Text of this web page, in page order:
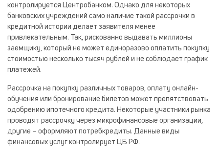
контролируется Центробанком. Однако для некоторых
банковских учреждений само наличие такой рассрочки в
кредитной истории делает заявителя менее
привлекательным. Так, рискованно выдавать миллионы
заемщику, который не может единоразово оплатить покупку
стоимостью несколько тысяч рублей и не соблюдает график
платежей.
Рассрочка на покупку различных товаров, оплату онлайн-
обучения или бронирование билетов может препятствовать
одобрению ипотечного кредита. Некоторые участники рынка
проводят рассрочку через микрофинансовые организации,
другие – оформляют потребкредиты. Данные виды
финансовых услуг контролирует ЦБ РФ.